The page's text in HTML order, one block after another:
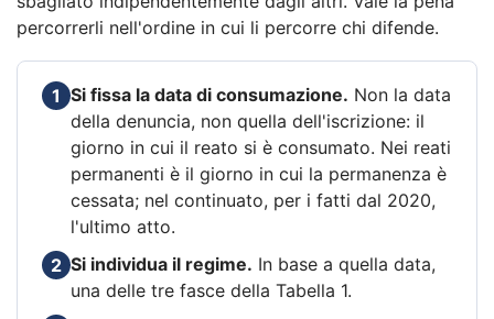
percorrerli nell'ordine in cui li percorre chi difende.
1 Si fissa la data di consumazione. Non la data
della denuncia, non quella dell'iscrizione: il
giorno in cui il reato si è consumato. Nei reati
permanenti è il giorno in cui la permanenza è
cessata; nel continuato, per i fatti dal 2020,
l'ultimo atto.
2 Si individua il regime. In base a quella data,
una delle tre fasce della Tabella 1.